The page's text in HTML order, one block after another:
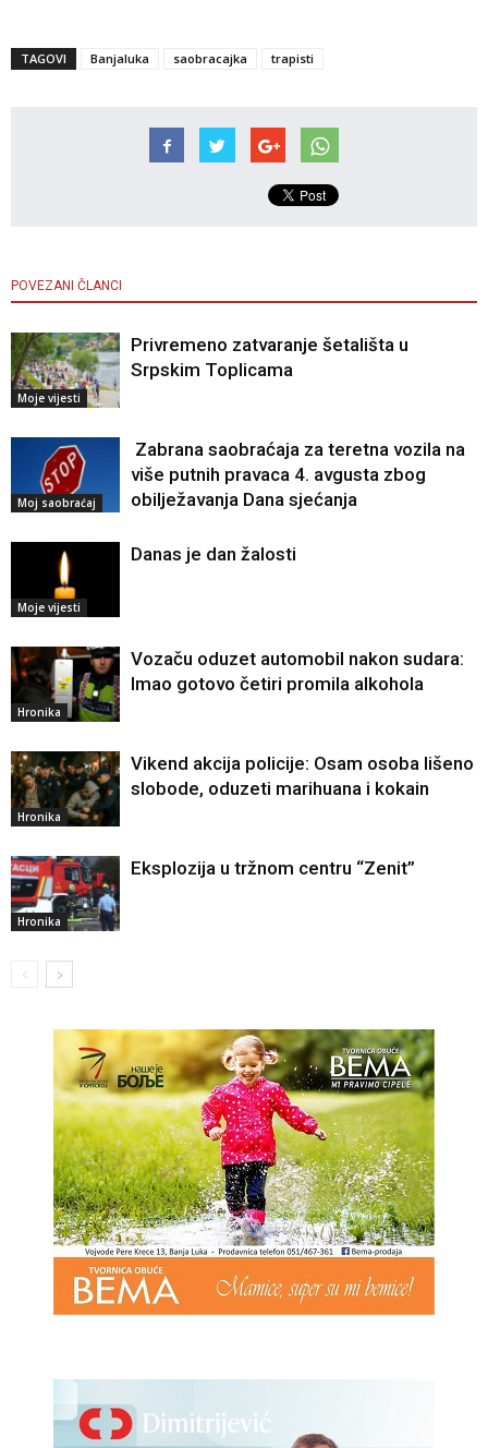
TAGOVI Banjaluka saobracajka trapisti
POVEZANI ČLANCI
Moje vijesti
Privremeno zatvaranje šetališta u
Srpskim Toplicama
Moj saobraćaj
Zabrana saobraćaja za teretna vozila na
više putnih pravaca 4. avgusta zbog
obilježavanja Dana sjećanja
Moje vijesti
Danas je dan žalosti
Hronika
Vozaču oduzet automobil nakon sudara:
Imao gotovo četiri promila alkohola
Hronika
Vikend akcija policije: Osam osoba lišeno
slobode, oduzeti marihuana i kokain
Hronika
Eksplozija u tržnom centru “Zenit”